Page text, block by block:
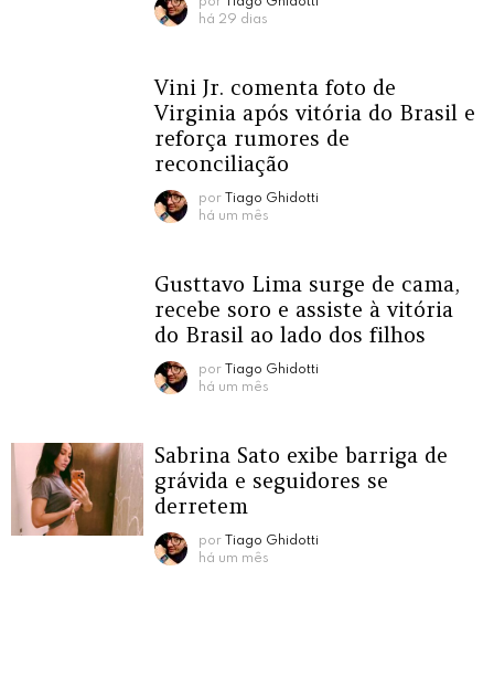
há 29 dias
Vini Jr. comenta foto de
Virginia após vitória do Brasil e
reforça rumores de
reconciliação
por
Tiago Ghidotti
há um mês
Gusttavo Lima surge de cama,
recebe soro e assiste à vitória
do Brasil ao lado dos filhos
por
Tiago Ghidotti
há um mês
Sabrina Sato exibe barriga de
grávida e seguidores se
derretem
por
Tiago Ghidotti
há um mês